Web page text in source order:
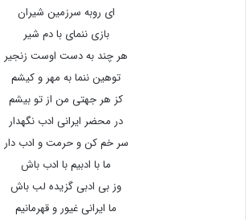
ای روبه سرزمین شیران
بازی ننمای با دم شیر
هر چند به دست اوست زنجیر
توهین ننما به مهر و کیشم
کز هر جهتی من از تو بیشم
در محضر ایرانی ادب نگهدار
سر خم کن و حرمت و ادب دار
ما با ادبیم با ادب باش
وز بی ادبی گزیده لب باش
ما ایرانی غیور و قهرمانیم